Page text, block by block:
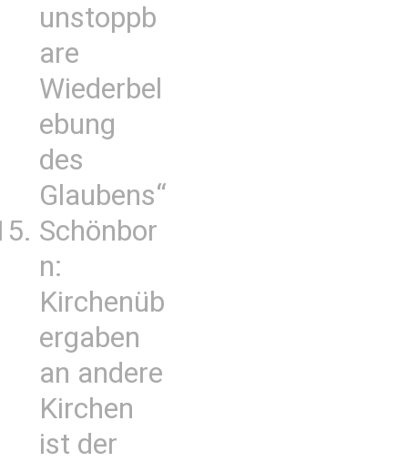
unstoppb
are
Wiederbel
ebung
des
Glaubens“
Schönbor
n:
Kirchenüb
ergaben
an andere
Kirchen
ist der